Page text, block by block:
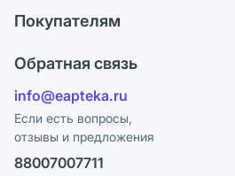
Ответы на вопросы
Блог
Карьера
Поставщики
Лицензия
Реклама на сайте
Ваши товары на ЕАПТЕКЕ
Покупателям
Программа СберСпасибо
Политика конфиденциальности
Пользовательское соглашение
Обратная связь
info@eapteka.ru
Если есть вопросы,
отзывы и предложения
88007007711